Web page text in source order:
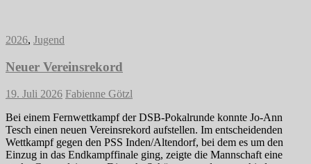
2026, Jugend
Neuer Vereinsrekord
19. Juli 2026 Fabienne Götzl
Bei einem Fernwettkampf der DSB-Pokalrunde konnte Jo-Ann
Tesch einen neuen Vereinsrekord aufstellen. Im entscheidenden
Wettkampf gegen den PSS Inden/Altendorf, bei dem es um den
Einzug in das Endkampffinale ging, zeigte die Mannschaft eine